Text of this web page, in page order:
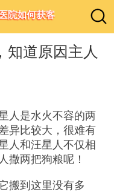
院如何获客
知道原因主人
人是水火不容的两
异比较大，很难有
人和汪星人不仅相
撒两把狗粮呢！
搬到这里没有多